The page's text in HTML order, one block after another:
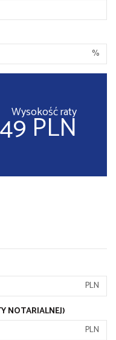
%
Wysokość raty
PLN
PLN
NOTARIALNEJ)
PLN